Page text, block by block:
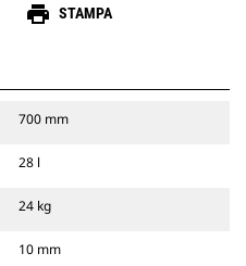
print STAMPA
700 mm
28 l
24 kg
10 mm